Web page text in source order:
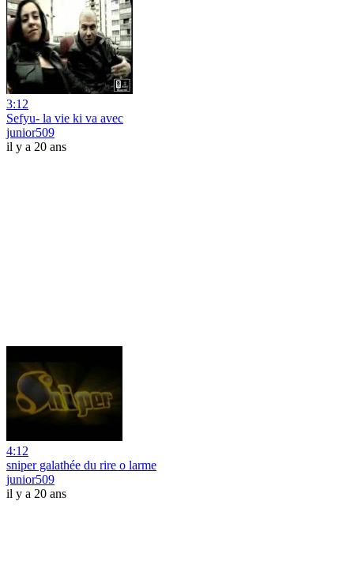
3:12
Sefyu- la vie ki va avec
junior509
il y a 20 ans
4:12
sniper galathée du rire o larme
junior509
il y a 20 ans